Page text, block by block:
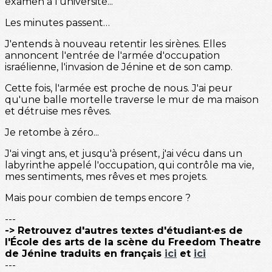
Les minutes passent…
J'entends à nouveau retentir les sirènes. Elles
annoncent l'entrée de l'armée d'occupation
israélienne, l'invasion de Jénine et de son camp.
Cette fois, l'armée est proche de nous. J'ai peur
qu'une balle mortelle traverse le mur de ma maison
et détruise mes rêves.
Je retombe à zéro...
J'ai vingt ans, et jusqu'à présent, j'ai vécu dans un
labyrinthe appelé l'occupation, qui contrôle ma vie,
mes sentiments, mes rêves et mes projets.
Mais pour combien de temps encore ?
---
-> Retrouvez d'autres textes d'étudiant·es de
l'École des arts de la scène du Freedom Theatre
de Jénine traduits en français ici et ici
---